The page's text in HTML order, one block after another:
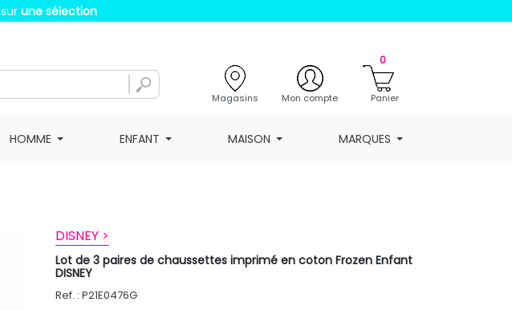
sur une sélection
Magasins Mon compte
0
Panier
HOMME ENFANT MAISON MARQUES
DISNEY >
Lot de 3 paires de chaussettes imprimé en coton Frozen Enfant
DISNEY
Ref. : P21E0476G